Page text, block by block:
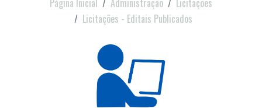
Licitações - Editais Publicados